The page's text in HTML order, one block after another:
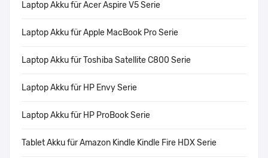
Laptop Akku für Acer Aspire V5 Serie
Laptop Akku für Apple MacBook Pro Serie
Laptop Akku für Toshiba Satellite C800 Serie
Laptop Akku für HP Envy Serie
Laptop Akku für HP ProBook Serie
Tablet Akku für Amazon Kindle Kindle Fire HDX Serie